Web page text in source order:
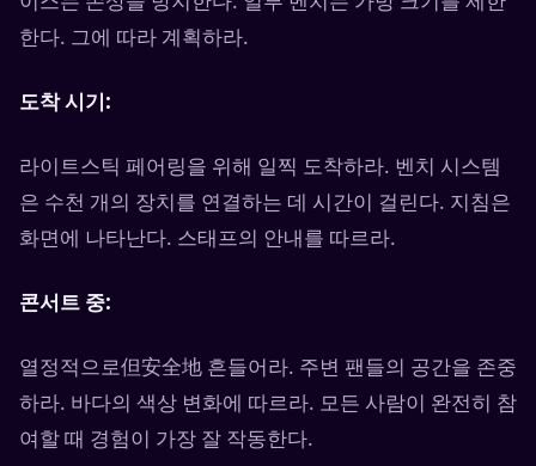
한다. 그에 따라 계획하라.
도착 시기:
라이트스틱 페어링을 위해 일찍 도착하라. 벤치 시스템
은 수천 개의 장치를 연결하는 데 시간이 걸린다. 지침은
화면에 나타난다. 스태프의 안내를 따르라.
콘서트 중:
열정적으로但安全地 흔들어라. 주변 팬들의 공간을 존중
하라. 바다의 색상 변화에 따르라. 모든 사람이 완전히 참
여할 때 경험이 가장 잘 작동한다.